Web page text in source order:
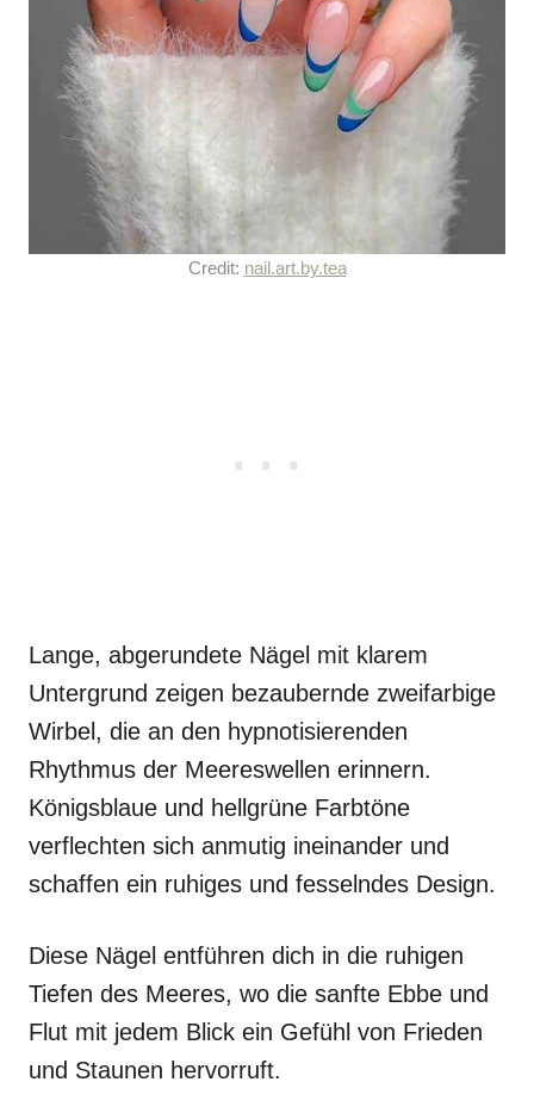
Credit: nail.art.by.tea
Lange, abgerundete Nägel mit klarem
Untergrund zeigen bezaubernde zweifarbige
Wirbel, die an den hypnotisierenden
Rhythmus der Meereswellen erinnern.
Königsblaue und hellgrüne Farbtöne
verflechten sich anmutig ineinander und
schaffen ein ruhiges und fesselndes Design.
Diese Nägel entführen dich in die ruhigen
Tiefen des Meeres, wo die sanfte Ebbe und
Flut mit jedem Blick ein Gefühl von Frieden
und Staunen hervorruft.